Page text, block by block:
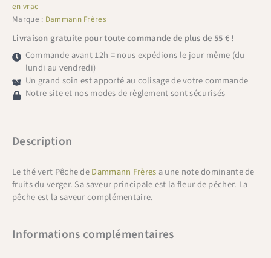
en vrac
Marque : Dammann Frères
Livraison gratuite pour toute commande de plus de 55 € !
Commande avant 12h = nous expédions le jour même (du
lundi au vendredi)
Un grand soin est apporté au colisage de votre commande
Notre site et nos modes de règlement sont sécurisés
Description
Le thé vert Pêche deDammann Frèresa une note dominante de
fruits du verger. Sa saveur principale est la fleur de pêcher. La
pêche est la saveur complémentaire.
Informations complémentaires